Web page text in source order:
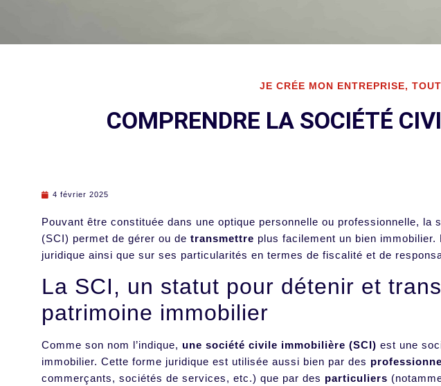
JE CRÉE MON ENTREPRISE,
COMPRENDRE LA SOCIÉTÉ
4 février 2025
Pouvant être constituée dans une optique personnelle ou professionnelle, la
(SCI) permet de gérer ou de transmettre plus facilement un bien
juridique ainsi que sur ses particularités en termes de fiscalité et de
La SCI, un statut pour détenir et
patrimoine immobilier
Comme son nom l’indique, une société civile immobilière (SCI) est une
immobilier. Cette forme juridique est utilisée aussi bien par des
commerçants, sociétés de services, etc.) que par des particuliers